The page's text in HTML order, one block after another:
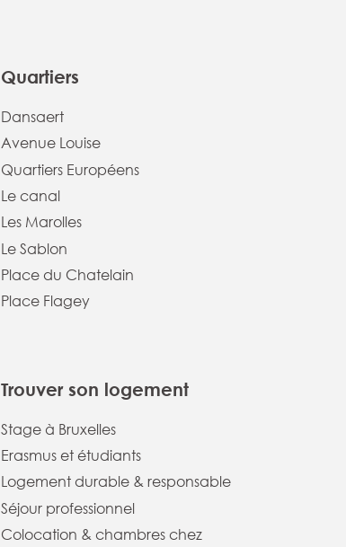
Quartiers
Dansaert
Avenue Louise
Quartiers Européens
Le canal
Les Marolles
Le Sablon
Place du Chatelain
Place Flagey
Trouver son logement
Stage à Bruxelles
Erasmus et étudiants
Logement durable & responsable
Séjour professionnel
Colocation & chambres chez